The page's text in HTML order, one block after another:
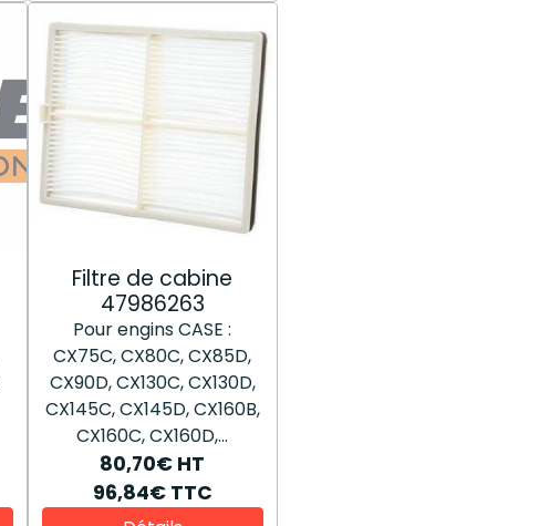
Filtre de cabine
47986263
Pour engins CASE :
CX75C, CX80C, CX85D,
CX90D, CX130C, CX130D,
CX145C, CX145D, CX160B,
CX160C, CX160D,...
80,70€ HT
96,84€ TTC